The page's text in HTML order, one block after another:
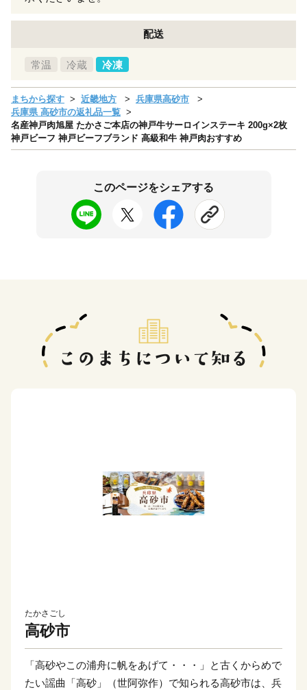
配送
常温 冷蔵 冷凍
まちから探す 近畿地方
兵庫県高砂市
兵庫県 高砂市の返礼品一覧
名産神戸肉旭屋 たかさご本店の神戸牛サーロインステーキ 200g×2枚
神戸ビーフ 神戸ビーフブランド 高級和牛 神戸肉おすすめ
このページをシェアする
たかさごし
高砂市
「高砂やこの浦舟に帆をあげて・・・」と古くからめで
たい謡曲「高砂」（世阿弥作）で知られる高砂市は、兵